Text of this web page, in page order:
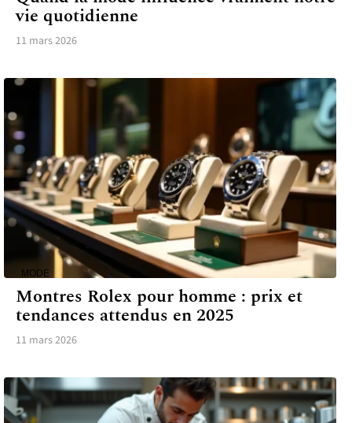
vie quotidienne
11 mars 2026
MODE
Montres Rolex pour homme : prix et
tendances attendus en 2025
11 mars 2026